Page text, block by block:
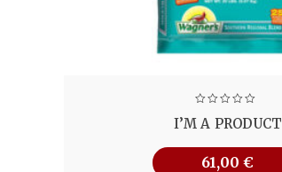
I’M A PRODUCT
61,00€